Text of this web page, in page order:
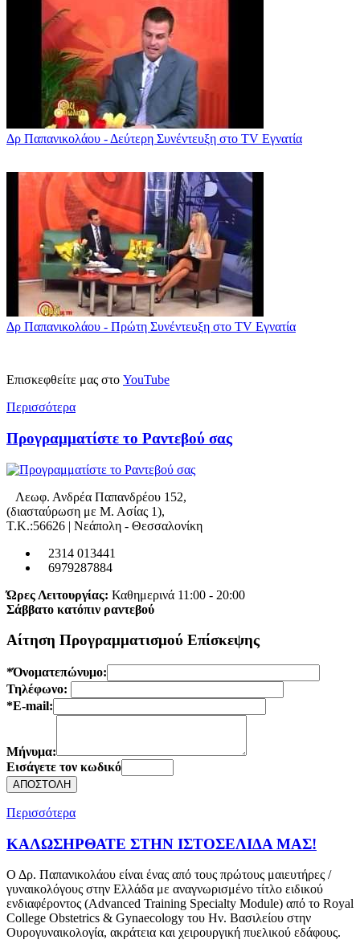
Δρ Παπανικολάου - Δεύτερη Συνέντευξη στο TV Εγνατία
Δρ Παπανικολάου - Πρώτη Συνέντευξη στο TV Εγνατία
Επισκεφθείτε μας στο YouTube
Περισσότερα
Προγραμματίστε το Ραντεβού σας
Λεωφ. Ανδρέα Παπανδρέου 152,
(διασταύρωση με Μ. Ασίας 1),
Τ.Κ.:56626 | Νεάπολη - Θεσσαλονίκη
2314 013441
6979287884
Ώρες Λειτουργίας: Καθημερινά 11:00 - 20:00
Σάββατο κατόπιν ραντεβού
Αίτηση Προγραμματισμού Επίσκεψης
*Όνοματεπώνυμο:
Τηλέφωνο:
*E-mail:
Μήνυμα:
Εισάγετε τον κωδικό
Περισσότερα
ΚΑΛΩΣΗΡΘΑΤΕ ΣΤΗΝ ΙΣΤΟΣΕΛΙΔΑ ΜΑΣ!
Ο Δρ. Παπανικολάου είναι ένας από τους πρώτους μαιευτήρες /
γυναικολόγους στην Ελλάδα με αναγνωρισμένο τίτλο ειδικού
ενδιαφέροντος (Advanced Training Specialty Module) από το Royal
College Obstetrics & Gynaecology του Ην. Βασιλείου στην
Ουρογυναικολογία, ακράτεια και χειρουργική πυελικού εδάφους.